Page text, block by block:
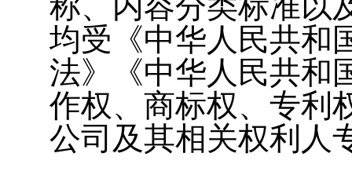
均受《中华人民共和
法》《中华人民共和
作权、商标权、专利
公司及其相关权利人